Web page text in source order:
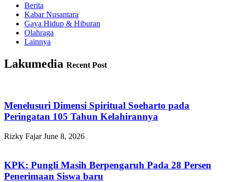
Berita
Kabar Nusantara
Gaya Hidup & Hiburan
Olahraga
Lainnya
Lakumedia Recent Post
Menelusuri Dimensi Spiritual Soeharto pada
Peringatan 105 Tahun Kelahirannya
Rizky FajarJune 8, 2026
KPK: Pungli Masih Berpengaruh Pada 28 Persen
Penerimaan Siswa baru